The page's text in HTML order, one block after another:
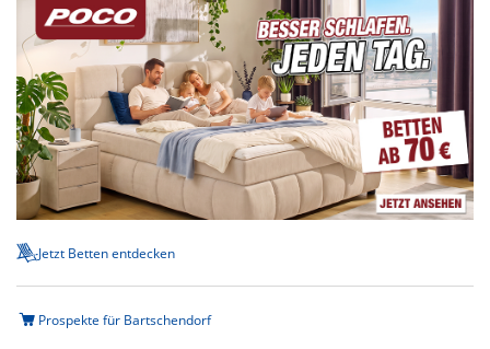
Jetzt Betten entdecken
Prospekte für Bartschendorf